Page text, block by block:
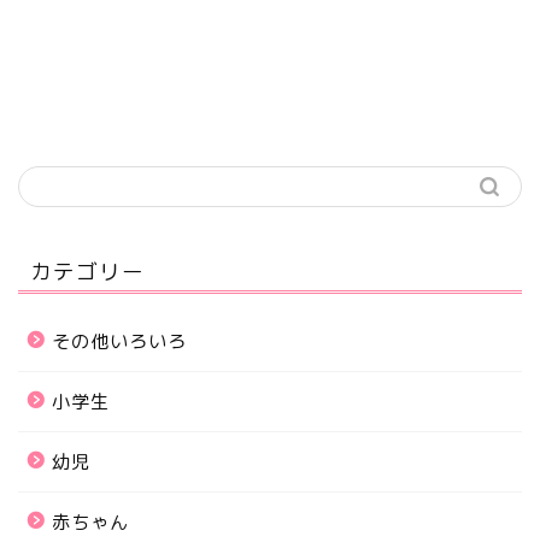
カテゴリー
その他いろいろ
小学生
幼児
赤ちゃん